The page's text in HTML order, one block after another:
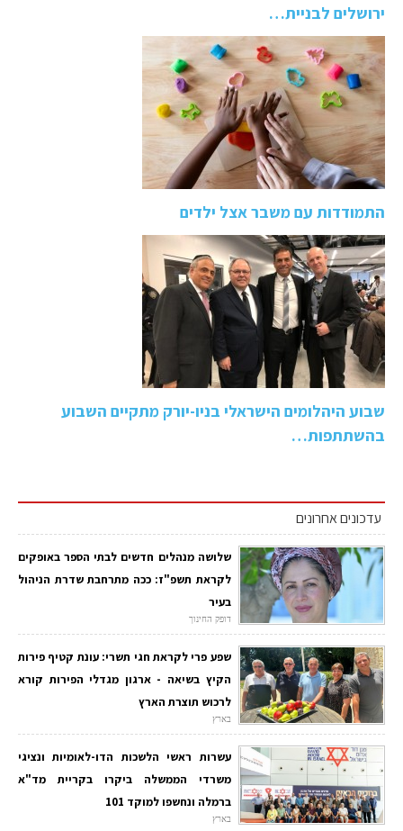
ירושלים לבניית…
התמודדות עם משבר אצל ילדים
שבוע היהלומים הישראלי בניו-יורק מתקיים השבוע
בהשתתפות…
עדכונים אחרונים
שלושה מנהלים חדשים לבתי הספר באופקים
לקראת תשפ"ז: ככה מתרחבת שדרת הניהול
בעיר
דופק החינוך
שפע פרי לקראת חגי תשרי: עונת קטיף פירות
הקיץ בשיאה - ארגון מגדלי הפירות קורא
לרכוש תוצרת הארץ
בארץ
עשרות ראשי הלשכות הדו-לאומיות ונציגי
משרדי הממשלה ביקרו בקריית מד"א
ברמלה ונחשפו למוקד 101
בארץ